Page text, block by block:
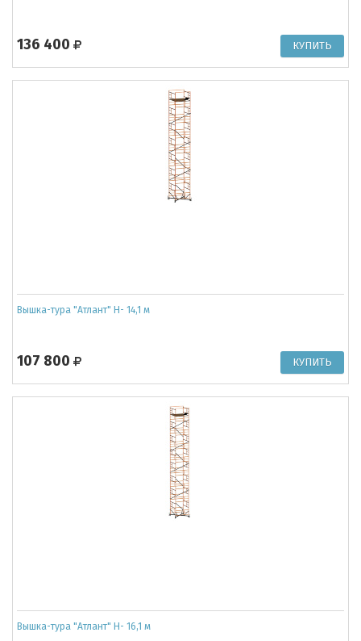
136 400
Вышка-тура "Атлант" Н- 14,1 м
107 800
Вышка-тура "Атлант" Н- 16,1 м